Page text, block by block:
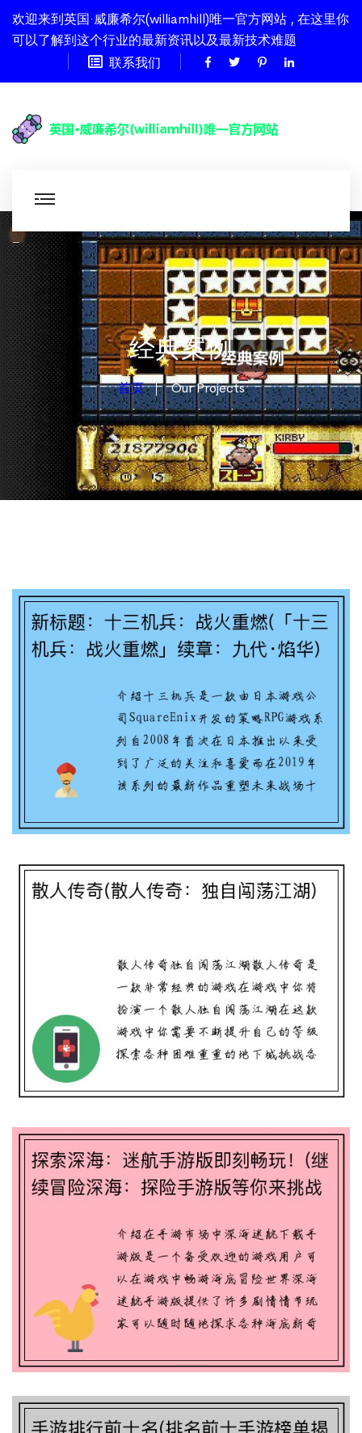
欢迎来到英国·威廉希尔(williamhill)唯一官方网站 , 在这里你
可以了解到这个行业的最新资讯以及最新技术难题
联系我们
经典案例
首页 Our Projects
新标题：十三机兵：战火重燃(「十三机
兵：战火重燃」续章：九代·焰华)
散人传奇(散人传奇：独自闯荡江湖)
探索深海：迷航手游版即刻畅玩！(继续冒
险深海：探险手游版等你来挑战！)